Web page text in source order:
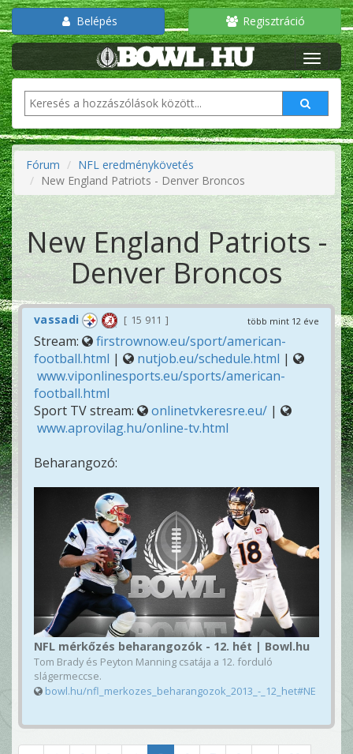
Belépés Regisztráció
Fórum
NFL eredménykövetés
New England Patriots - Denver Broncos
New England Patriots -
Denver Broncos
több mint 12 éve
vassadi 15 911
Stream:
firstrownow.eu/sport/american-
football.html | nutjob.eu/schedule.html |
www.viponlinesports.eu/sports/american-
football.html
Sport TV stream:
onlinetvkeresre.eu/ |
www.aprovilag.hu/online-tv.html
Beharangozó:
NFL mérkőzés beharangozók - 12. hét | Bowl.hu
Tom Brady és Peyton Manning csatája a 12. forduló
slágermeccse.
bowl.hu/nfl_merkozes_beharangozok_2013_-_12_het#NE